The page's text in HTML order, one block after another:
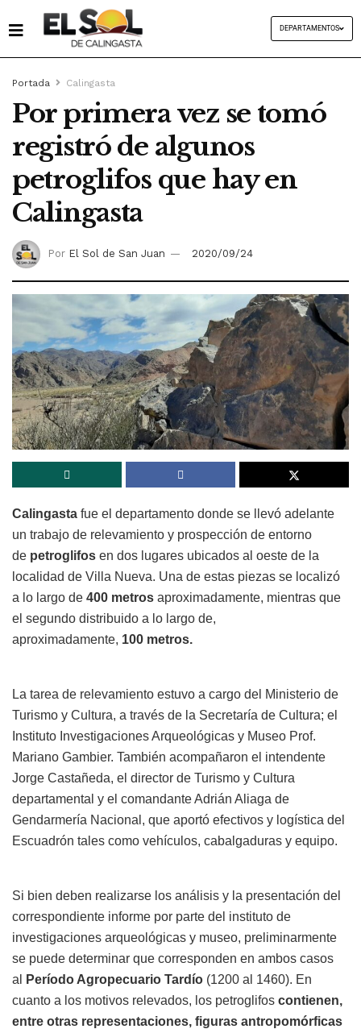
DEPARTAMENTOS
Portada Calingasta
Por primera vez se tomó
registró de algunos
petroglifos que hay en
Calingasta
Por El Sol de San Juan 2020/09/24
Calingasta fue el departamento donde se llevó adelante
un trabajo de relevamiento y prospección de entorno
de petroglifos en dos lugares ubicados al oeste de la
localidad de Villa Nueva. Una de estas piezas se localizó
a lo largo de 400 metros aproximadamente, mientras que
el segundo distribuido a lo largo de,
aproximadamente, 100 metros.
La tarea de relevamiento estuvo a cargo del Ministerio de
Turismo y Cultura, a través de la Secretaría de Cultura; el
Instituto Investigaciones Arqueológicas y Museo Prof.
Mariano Gambier. También acompañaron el intendente
Jorge Castañeda, el director de Turismo y Cultura
departamental y el comandante Adrián Aliaga de
Gendarmería Nacional, que aportó efectivos y logística del
Escuadrón tales como vehículos, cabalgaduras y equipo.
Si bien deben realizarse los análisis y la presentación del
correspondiente informe por parte del instituto de
investigaciones arqueológicas y museo, preliminarmente
se puede determinar que corresponden en ambos casos
al
Período Agropecuario Tardío (1200 al 1460). En
cuanto a los motivos relevados, los petroglifos contienen,
entre otras representaciones, figuras antropomórficas